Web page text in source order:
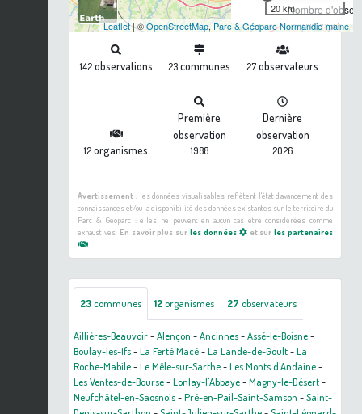
Nombre
20 km
Leaflet| ©OpenStreetMap, Parc & Géoparc Normandie-maine
142 observations 23communes 27observateurs
12organismes
Première
observation
1988
Dernière
observation
2026
Avertissement :les données visualisables reflètent l'état d'avancement des
connaissances et/ou la disponibilité des données existantes sur le territoire du
Parc & Géoparc : elles ne peuvent en aucun cas être considérées comme
exhaustives. En savoir plus sur les données et surles partenaires
23communes 12organismes 27 observateurs
Aillières-Beauvoir-Alençon -Ancinnes-Assé-le-Boisne-
Boulay-les-Ifs-La Ferté Macé-La Lande-de-Goult-La
Roche-Mabile-Le Mêle-sur-Sarthe-Les Monts d'Andaine-
Les Ventes-de-Bourse-Lonlay-l'Abbaye-Magny-le-Désert-
Neufchâtel-en-Saosnois-Pré-en-Pail-Saint-Samson -Saint-